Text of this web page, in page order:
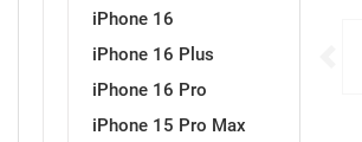
iPhone 16
iPhone 16 Plus
iPhone 16 Pro
iPhone 15 Pro Max
Croatos
Punjači za mobitel
Sony
Ostali držači
AUX kablovi